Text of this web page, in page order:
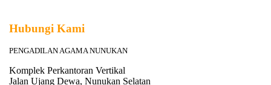
Hubungi Kami
PENGADILAN AGAMA NUNUKAN
Komplek Perkantoran Vertikal
Jalan Ujang Dewa, Nunukan Selatan